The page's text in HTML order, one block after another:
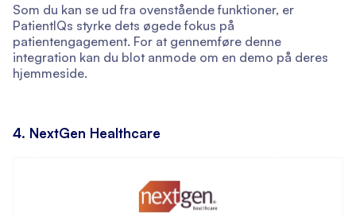
Som du kan se ud fra ovenstående funktioner, er
PatientIQs styrke dets øgede fokus på
patientengagement. For at gennemføre denne
integration kan du blot anmode om en demo på deres
hjemmeside.
4. NextGen Healthcare